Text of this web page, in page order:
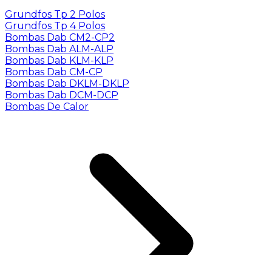
Grundfos Tp 2 Polos
Grundfos Tp 4 Polos
Bombas Dab CM2-CP2
Bombas Dab ALM-ALP
Bombas Dab KLM-KLP
Bombas Dab CM-CP
Bombas Dab DKLM-DKLP
Bombas Dab DCM-DCP
Bombas De Calor